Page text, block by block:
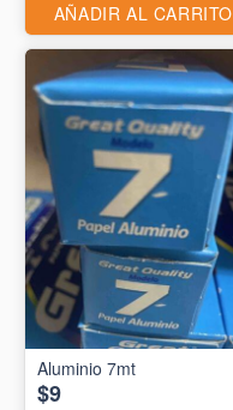
AÑADIR AL CARRITO
Aluminio 7mt
$9